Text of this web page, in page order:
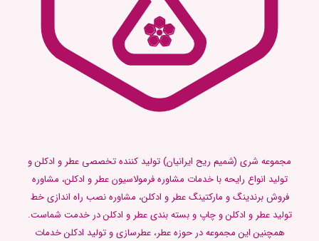
مجموعه شری (شمیم ریح ایرانیان) تولید کننده تخصصی عطر و ادکلن و
تولید انواع رایحه با خدمات مشاوره فرمولاسیون عطر و ادکلن، مشاوره
فروش برندینگ و مارکتینگ عطر و ادکلن، مشاوره نصب راه اندازی خط
تولید عطر و ادکلن و چاپ و بسته بندی عطر و ادکلن در خدمت شماست.
همچنین این مجموعه در حوزه عطر، عطرسازی و تولید ادکلن خدمات